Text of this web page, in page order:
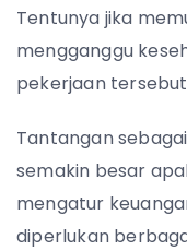
Tentunya jika
mengganggu
pekerjaan
Tantangan
semakin besar
mengatur
diperlukan